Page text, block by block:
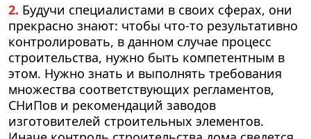
2. Будучи специалистами в своих сферах, они
прекрасно знают: чтобы что-то результативно
контролировать, в данном случае процесс
строительства, нужно быть компетентным в
этом. Нужно знать и выполнять требования
множества соответствующих регламентов,
СНиПов и рекомендаций заводов
изготовителей строительных элементов.